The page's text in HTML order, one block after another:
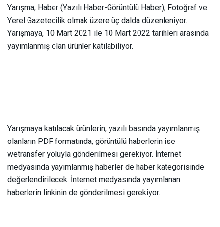
Yarışma, Haber (Yazılı Haber-Görüntülü Haber), Fotoğraf ve
Yerel Gazetecilik olmak üzere üç dalda düzenleniyor.
Yarışmaya, 10 Mart 2021 ile 10 Mart 2022 tarihleri arasında
yayımlanmış olan ürünler katılabiliyor.
Yarışmaya katılacak ürünlerin, yazılı basında yayımlanmış
olanların PDF formatında, görüntülü haberlerin ise
wetransfer yoluyla gönderilmesi gerekiyor. İnternet
medyasında yayımlanmış haberler de haber kategorisinde
değerlendirilecek. İnternet medyasında yayımlanan
haberlerin linkinin de gönderilmesi gerekiyor.